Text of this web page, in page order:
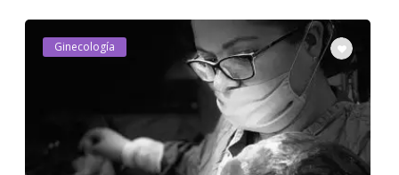
Ginecología